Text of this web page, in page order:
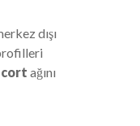
dışı
ağını